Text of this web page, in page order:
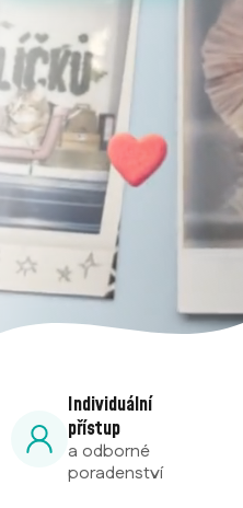
Individuální
přístup
a odborné
poradenství